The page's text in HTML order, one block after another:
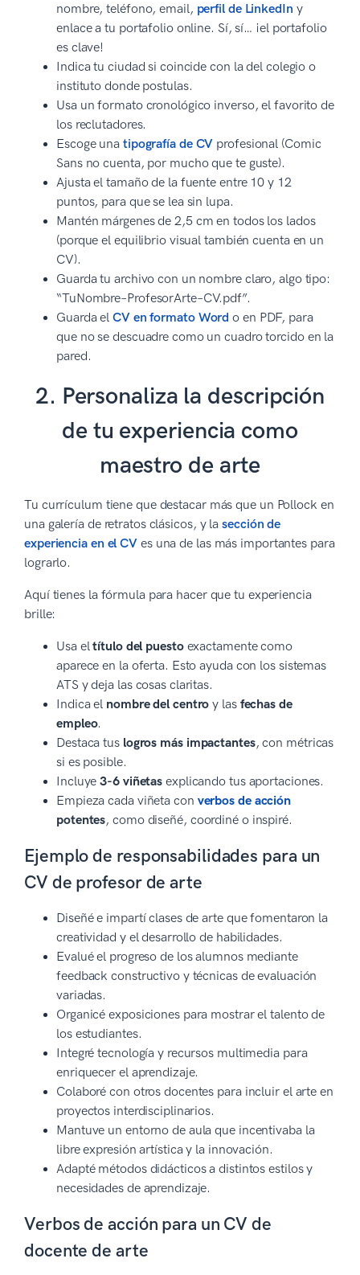
nombre, teléfono, email, perfil de LinkedIn y
enlace a tu portafolio online. Sí, sí… ¡el portafolio
es clave!
Indica tu ciudad si coincide con la del colegio o
instituto donde postulas.
Usa un formato cronológico inverso, el favorito de
los reclutadores.
Escoge una tipografía de CV profesional (Comic
Sans no cuenta, por mucho que te guste).
Ajusta el tamaño de la fuente entre 10 y 12
puntos, para que se lea sin lupa.
Mantén márgenes de 2,5 cm en todos los lados
(porque el equilibrio visual también cuenta en un
CV).
Guarda tu archivo con un nombre claro, algo tipo:
“TuNombre–ProfesorArte–CV.pdf”.
Guarda el CV en formato Word o en PDF, para
que no se descuadre como un cuadro torcido en la
pared.
2. Personaliza la descripción
de tu experiencia como
maestro de arte
Tu currículum tiene que destacar más que un Pollock en
una galería de retratos clásicos, y lasección de
experiencia en el CV es una de las más importantes para
lograrlo.
Aquí tienes la fórmula para hacer que tu experiencia
brille:
Usa eltítulo del puestoexactamente como
aparece en la oferta. Esto ayuda con los sistemas
ATS y deja las cosas claritas.
Indica el nombre del centro y las fechas de
empleo.
Destaca tus logros más impactantes, con métricas
si es posible.
Incluye3-6 viñetas explicando tus aportaciones.
Empieza cada viñeta con verbos de acción
potentes, como diseñé, coordiné o inspiré.
Ejemplo de responsabilidades para un
CV de profesor de arte
Diseñé e impartí clases de arte que fomentaron la
creatividad y el desarrollo de habilidades.
Evalué el progreso de los alumnos mediante
feedback constructivo y técnicas de evaluación
variadas.
Organicé exposiciones para mostrar el talento de
los estudiantes.
Integré tecnología y recursos multimedia para
enriquecer el aprendizaje.
Colaboré con otros docentes para incluir el arte en
proyectos interdisciplinarios.
Mantuve un entorno de aula que incentivaba la
libre expresión artística y la innovación.
Adapté métodos didácticos a distintos estilos y
necesidades de aprendizaje.
Verbos de acción para un CV de
docente de arte